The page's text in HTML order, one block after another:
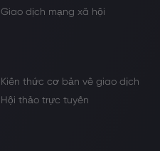
Giao dịch mạng xã hội
Kiến thức cơ bản về giao dịch
Hội thảo trực tuyến